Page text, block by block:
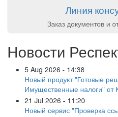
Линия
Заказ документов и
Новости
5 Aug 2026 - 14:38
Новый продукт "Готовые
Имущественные налоги" от
21 Jul 2026 - 11:20
Новый сервис "Проверка